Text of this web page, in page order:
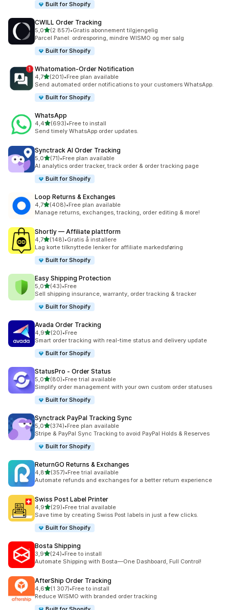
Built for Shopify
CWILL Order Tracking
5,0av 5 stjerner
(2 857)
Totalt 2857 omtaler
•Gratis abonnement tilgjengelig
Parcel Panel: ordresporing, mindre WISMO og mer salg
Built for Shopify
Whatomation‑Order Notification
4,7av 5 stjerner
(201)
Totalt 201 omtaler
•Free plan available
Send automated order notifications to your customers WhatsApp.
Built for Shopify
WhatsApp
4,4av 5 stjerner
(693)
Totalt 693 omtaler
•Free to install
Send timely WhatsApp order updates.
Synctrack AI Order Tracking
5,0av 5 stjerner
(71)
Totalt 71 omtaler
•Free plan available
AI analytics order tracker, track order & order tracking page
Built for Shopify
Loop Returns & Exchanges
4,7av 5 stjerner
(408)
Totalt 408 omtaler
•Free plan available
Manage returns, exchanges, tracking, order editing & more!
Shortly — Affiliate plattform
4,7av 5 stjerner
(148)
Totalt 148 omtaler
•Gratis å installere
Lag korte tilknyttede lenker for affiliate markedsføring
Built for Shopify
Easy Shipping Protection
5,0av 5 stjerner
(43)
Totalt 43 omtaler
•Free
Sell shipping insurance, warranty, order tracking & tracker
Built for Shopify
Avada Order Tracking
4,9av 5 stjerner
(20)
Totalt 20 omtaler
•Free
Smart order tracking with real-time status and delivery update
Built for Shopify
StatusPro ‑ Order Status
5,0av 5 stjerner
(80)
Totalt 80 omtaler
•Free trial available
Simplify order management with your own custom order statuses
Built for Shopify
Synctrack PayPal Tracking Sync
5,0av 5 stjerner
(374)
Totalt 374 omtaler
•Free plan available
Stripe & PayPal Sync Tracking to avoid PayPal Holds & Reserves
Built for Shopify
ReturnGO Returns & Exchanges
4,8av 5 stjerner
(357)
Totalt 357 omtaler
•Free trial available
Automate refunds and exchanges for a better return experience
Swiss Post Label Printer
4,9av 5 stjerner
(29)
Totalt 29 omtaler
•Free trial available
Save time by creating Swiss Post labels in just a few clicks.
Built for Shopify
Bosta Shipping
3,9av 5 stjerner
(24)
Totalt 24 omtaler
•Free to install
Automate Shipping with Bosta—One Dashboard, Full Control!
AfterShip Order Tracking
4,6av 5 stjerner
(1 307)
Totalt 1307 omtaler
•Free to install
Reduce WISMO with branded order tracking